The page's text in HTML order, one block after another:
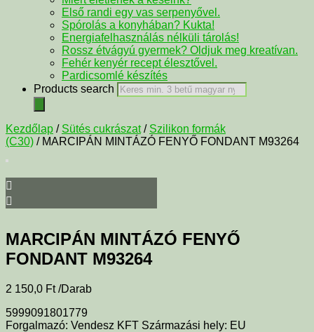
Első randi egy vas serpenyővel.
Spórolás a konyhában? Kukta!
Energiafelhasználás nélküli tárolás!
Rossz étvágyú gyermek? Oldjuk meg kreatívan.
Fehér kenyér recept élesztővel.
Pardicsomlé készítés
Products search
Kezdőlap / Sütés cukrászat/ Szilikon formák
(C30) / MARCIPÁN MINTÁZÓ FENYŐ FONDANT M93264
MARCIPÁN MINTÁZÓ FENYŐ
FONDANT M93264
2 150,0 Ft /Darab
5999091801779
Forgalmazó: Vendesz KFT Származási hely: EU